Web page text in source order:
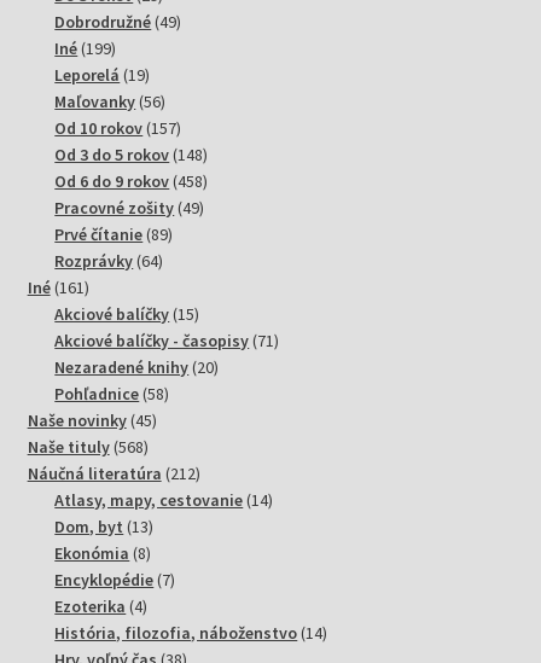
produktov
Dobrodružné 4949
Iné 199199
produktov
Leporelá 1919
produktov
Maľovanky 5656
produktov
Od 10 rokov 157157
produktov
Od 3 do 5 rokov 148148
produktov
Od 6 do 9 rokov 458458
produktov
Pracovné zošity 4949
Prvé čítanie 8989
Rozprávky 6464
Iné 161161
produktov
Akciové balíčky 1515
produktov
Akciové balíčky - časopisy 7171
Nezaradené knihy 2020
Pohľadnice 5858
Naše novinky 4545
Naše tituly 568568
produktov
Náučná literatúra 212212
produktov
Atlasy, mapy, cestovanie 1414
Dom, byt 1313
produktov
Ekonómia 88
produktov
Encyklopédie 77
Ezoterika 44
produkty
História, filozofia, náboženstvo 1414
38